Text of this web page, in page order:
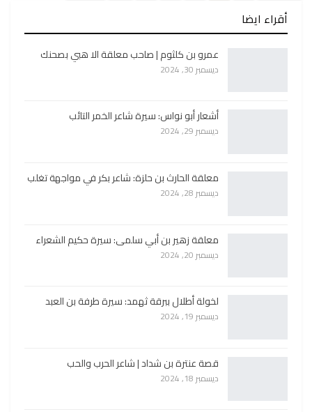
أقراء ايضا
عمرو بن كلثوم | صاحب معلقة الا هبي بصحنك
ديسمبر 30, 2024
أشعار أبو نواس: سيرة شاعر الخمر التائب
ديسمبر 29, 2024
معلقة الحارث بن حلزة: شاعر بكر في مواجهة تغلب
ديسمبر 28, 2024
معلقة زهير بن أبي سلمى: سيرة حكيم الشعراء
ديسمبر 20, 2024
لخولة أطلال ببرقة ثهمد: سيرة طرفة بن العبد
ديسمبر 19, 2024
قصة عنترة بن شداد | شاعر الحرب والحب
ديسمبر 18, 2024